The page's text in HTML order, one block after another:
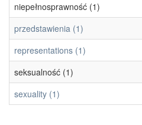
niepełnosprawność (1)
przedstawienia (1)
representations (1)
seksualność (1)
sexuality (1)